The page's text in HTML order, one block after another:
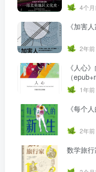
4个
《加害
2年前
《人心
（
1年前
《每个
2年前
数学旅行